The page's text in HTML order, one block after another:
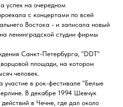
успех на очередном
с концертами по всей
Востока - и записала новый
ленинградской студии фирмы
Санкт-Петербурга, "DDT"
площади, на котором
человек.
участие в рок-фестивале "Белые
В декабре 1994 Шевчук
в Чечне, где дал около